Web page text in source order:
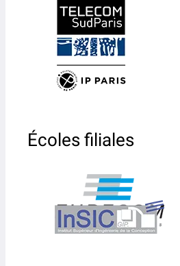
Écoles filiales